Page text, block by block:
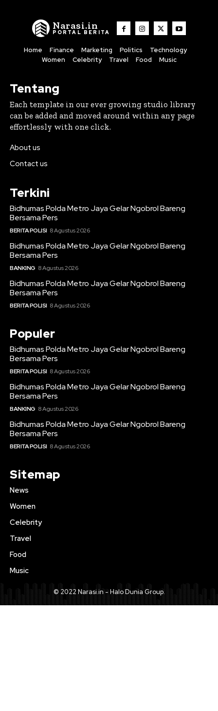
Narasi.in
PORTAL BERITA
Home Finance Marketing Politics
Technology
Women
Celebrity Travel Food Music
Tentang
Each template in our ever growing studio library
can be added and moved around within any page
effortlessly with one click.
About us
Contact us
Terkini
Bidhumas Polda Metro Jaya Gelar Ngobrol Bareng
Bersama Pers
BERITA POLISI 8 Agustus 2026
Bidhumas Polda Metro Jaya Gelar Ngobrol Bareng
Bersama Pers
BANKING 8 Agustus 2026
Bidhumas Polda Metro Jaya Gelar Ngobrol Bareng
Bersama Pers
BERITA POLISI 8 Agustus 2026
Populer
Bidhumas Polda Metro Jaya Gelar Ngobrol Bareng
Bersama Pers
BERITA POLISI 8 Agustus 2026
Bidhumas Polda Metro Jaya Gelar Ngobrol Bareng
Bersama Pers
BANKING 8 Agustus 2026
Bidhumas Polda Metro Jaya Gelar Ngobrol Bareng
Bersama Pers
BERITA POLISI 8 Agustus 2026
Sitemap
News
Women
Celebrity
Travel
Food
Music
© 2022 Narasi.in - Halo Dunia Group.